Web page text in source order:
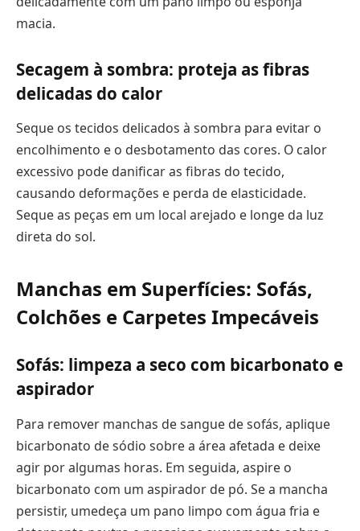
macia.
Secagem à sombra: proteja as fibras
delicadas do calor
Seque os tecidos delicados à sombra para evitar o
encolhimento e o desbotamento das cores. O calor
excessivo pode danificar as fibras do tecido,
causando deformações e perda de elasticidade.
Seque as peças em um local arejado e longe da luz
direta do sol.
Manchas em Superfícies: Sofás,
Colchões e Carpetes Impecáveis
Sofás: limpeza a seco com bicarbonato e
aspirador
Para remover manchas de sangue de sofás, aplique
bicarbonato de sódio sobre a área afetada e deixe
agir por algumas horas. Em seguida, aspire o
bicarbonato com um aspirador de pó. Se a mancha
persistir, umedeça um pano limpo com água fria e